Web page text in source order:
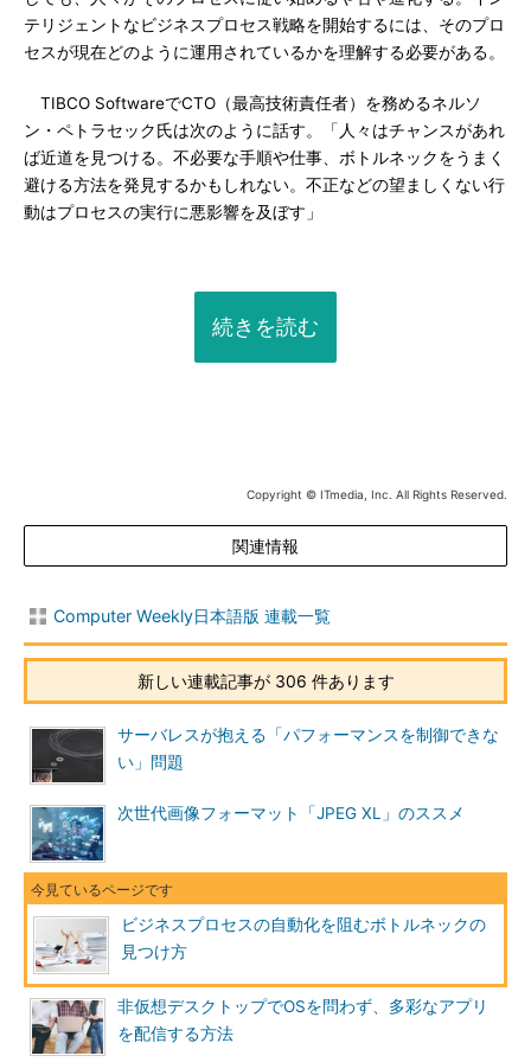
テリジェントなビジネスプロセス戦略を開始するには、そのプロ
セスが現在どのように運用されているかを理解する必要がある。
TIBCO SoftwareでCTO（最高技術責任者）を務めるネルソ
ン・ペトラセック氏は次のように話す。「人々はチャンスがあれ
ば近道を見つける。不必要な手順や仕事、ボトルネックをうまく
避ける方法を発見するかもしれない。不正などの望ましくない行
動はプロセスの実行に悪影響を及ぼす」
続きを読む
Copyright © ITmedia, Inc. All Rights Reserved.
関連情報
Computer Weekly日本語版 連載一覧
新しい連載記事が 306 件あります
サーバレスが抱える「パフォーマンスを制御できな
い」問題
次世代画像フォーマット「JPEG XL」のススメ
ビジネスプロセスの自動化を阻むボトルネックの
見つけ方
非仮想デスクトップでOSを問わず、多彩なアプリ
を配信する方法